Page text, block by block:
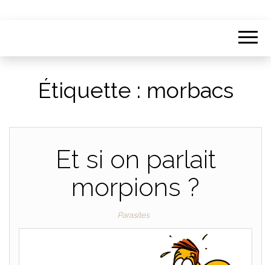
Étiquette : morbacs
Et si on parlait
morpions ?
Parasites